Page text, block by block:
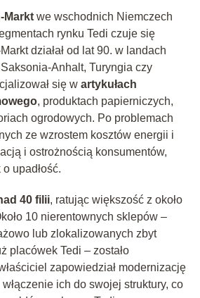
Marktwe wschodnich Niemczech
rynku Tedi czuje się
działał od lat 90. w landach
Anhalt, Turyngia czy
się w artykułach
, produktach papierniczych,
ogrodowych. Po problemach
ze wzrostem kosztów energii i
i ostrożnością konsumentów,
upadłość.
40 filii, ratując większość z około
10 nierentownych sklepów –
lub zlokalizowanych zbyt
placówek Tedi – zostało
zapowiedział modernizację
ich do swojej struktury, co